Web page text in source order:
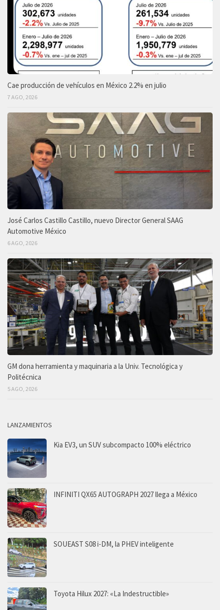
Cae producción de vehículos en México 2.2% en julio
7 AGO, 2026
José Carlos Castillo Castillo, nuevo Director General SAAG
Automotive México
6 AGO, 2026
GM dona herramienta y maquinaria a la Univ. Tecnológica y
Politécnica
5 AGO, 2026
LANZAMIENTOS
Kia EV3, un SUV subcompacto 100% eléctrico
INFINITI QX65 AUTOGRAPH 2027 llega a México
SOUEAST S08 i-DM, la PHEV inteligente
Toyota Hilux 2027: «La Indestructible»